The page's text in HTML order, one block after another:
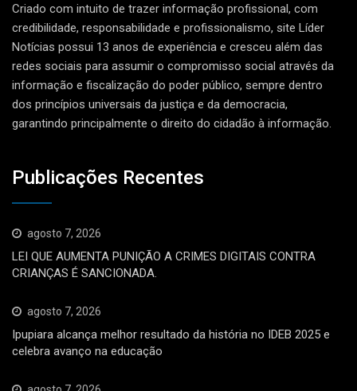
Criado com intuito de trazer informação profissional, com
credibilidade, responsabilidade e profissionalismo, site Líder
Notícias possui 13 anos de experiência e cresceu além das
redes sociais para assumir o compromisso social através da
informação e fiscalização do poder público, sempre dentro
dos princípios universais da justiça e da democracia,
garantindo principalmente o direito do cidadão à informação.
Publicações Recentes
agosto 7, 2026
LEI QUE AUMENTA PUNIÇÃO A CRIMES DIGITAIS CONTRA
CRIANÇAS É SANCIONADA.
agosto 7, 2026
Ipupiara alcança melhor resultado da história no IDEB 2025 e
celebra avanço na educação